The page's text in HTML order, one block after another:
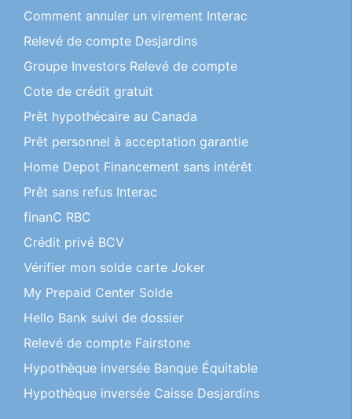
Comment annuler un virement Interac
Relevé de compte Desjardins
Groupe Investors Relevé de compte
Cote de crédit gratuit
Prêt hypothécaire au Canada
Prêt personnel à acceptation garantie
Home Depot Financement sans intérêt
Prêt sans refus Interac
finanC RBC
Crédit privé BCV
Vérifier mon solde carte Joker
My Prepaid Center Solde
Hello Bank suivi de dossier
Relevé de compte Fairstone
Hypothèque inversée Banque Équitable
Hypothèque inversée Caisse Desjardins